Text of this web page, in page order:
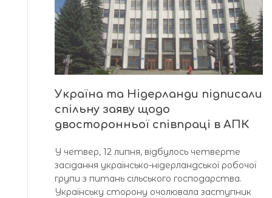
Україна та Нідерланди підписали
спільну заяву щодо
двосторонньої співпраці в АПК
У четвер, 12 липня, відбулось четверте
засідання українсько-нідерландської робочої
групи з питань сільського господарства.
Українську сторону очолювала заступник